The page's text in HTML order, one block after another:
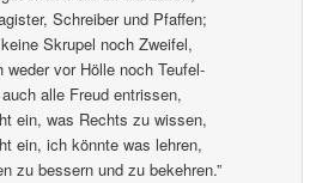
Schreiber und Pfaffen;
Skrupel noch Zweifel,
weder vor Hölle noch Teufel-
alle Freud entrissen,
ein, was Rechts zu wissen,
ein, ich könnte was lehren,
zu bessern und zu bekehren.”